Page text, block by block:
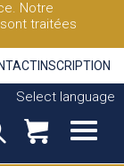
Notre
traitées
INSCRIPTION
Select language